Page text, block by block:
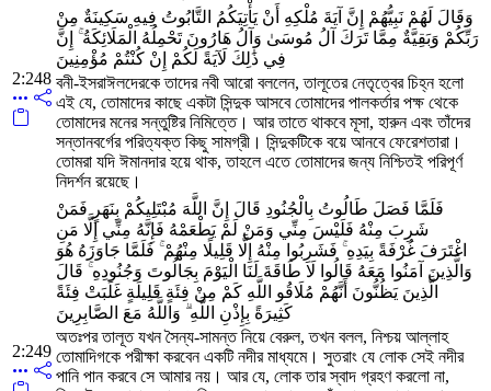
2:248
وَقَالَ لَهُمْ نَبِيُّهُمْ إِنَّ آيَةَ مُلْكِهِ أَنْ يَأْتِيَكُمُ التَّابُوتُ فِيهِ سَكِينَةٌ مِنْ
رَبِّكُمْ وَبَقِيَّةٌ مِمَّا تَرَكَ آلُ مُوسَىٰ وَآلُ هَارُونَ تَحْمِلُهُ الْمَلَائِكَةُ ۚ إِنَّ
فِي ذَٰلِكَ لَآيَةً لَكُمْ إِنْ كُنْتُمْ مُؤْمِنِينَ
বনী-ইসরাঈলদেরকে তাদের নবী আরো বললেন, তালূতের নেতৃত্বের চিহ্ন হলো
এই যে, তোমাদের কাছে একটা সিন্দুক আসবে তোমাদের পালকর্তার পক্ষ থেকে
তোমাদের মনের সন্তুষ্টির নিমিত্তে। আর তাতে থাকবে মূসা, হারুন এবং তাঁদের
সন্তানবর্গের পরিত্যক্ত কিছু সামগ্রী। সিন্দুকটিকে বয়ে আনবে ফেরেশতারা।
তোমরা যদি ঈমানদার হয়ে থাক, তাহলে এতে তোমাদের জন্য নিশ্চিতই পরিপূর্ণ
নিদর্শন রয়েছে।
2:249
فَلَمَّا فَصَلَ طَالُوتُ بِالْجُنُودِ قَالَ إِنَّ اللَّهَ مُبْتَلِيكُمْ بِنَهَرٍ فَمَنْ
شَرِبَ مِنْهُ فَلَيْسَ مِنِّي وَمَنْ لَمْ يَطْعَمْهُ فَإِنَّهُ مِنِّي إِلَّا مَنِ
اغْتَرَفَ غُرْفَةً بِيَدِهِ ۚ فَشَرِبُوا مِنْهُ إِلَّا قَلِيلًا مِنْهُمْ ۚ فَلَمَّا جَاوَزَهُ هُوَ
وَالَّذِينَ آمَنُوا مَعَهُ قَالُوا لَا طَاقَةَ لَنَا الْيَوْمَ بِجَالُوتَ وَجُنُودِهِ ۚ قَالَ
الَّذِينَ يَظُنُّونَ أَنَّهُمْ مُلَاقُو اللَّهِ كَمْ مِنْ فِئَةٍ قَلِيلَةٍ غَلَبَتْ فِئَةً
كَثِيرَةً بِإِذْنِ اللَّهِ ۗ وَاللَّهُ مَعَ الصَّابِرِينَ
অতঃপর তালূত যখন সৈন্য-সামন্ত নিয়ে বেরুল, তখন বলল, নিশ্চয় আল্লাহ
তোমাদিগকে পরীক্ষা করবেন একটি নদীর মাধ্যমে। সুতরাং যে লোক সেই নদীর
পানি পান করবে সে আমার নয়। আর যে, লোক তার স্বাদ গ্রহণ করলো না,